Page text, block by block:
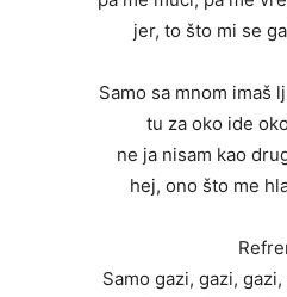
jer, to što mi se
Samo sa mnom imaš
tu za oko ide
ne ja nisam kao
hej, ono što me
Samo gazi, gazi,